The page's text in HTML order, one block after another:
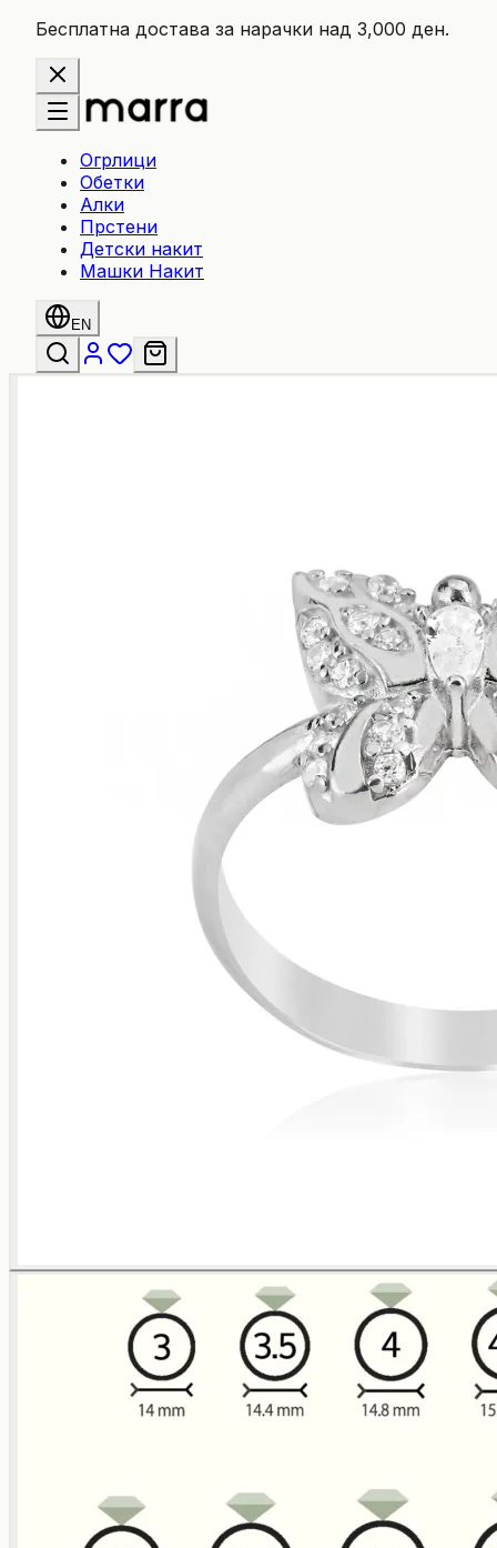
Бесплатна достава за нарачки над 3,000 ден.
Огрлици
Обетки
Алки
Прстени
Детски накит
Машки Накит
EN